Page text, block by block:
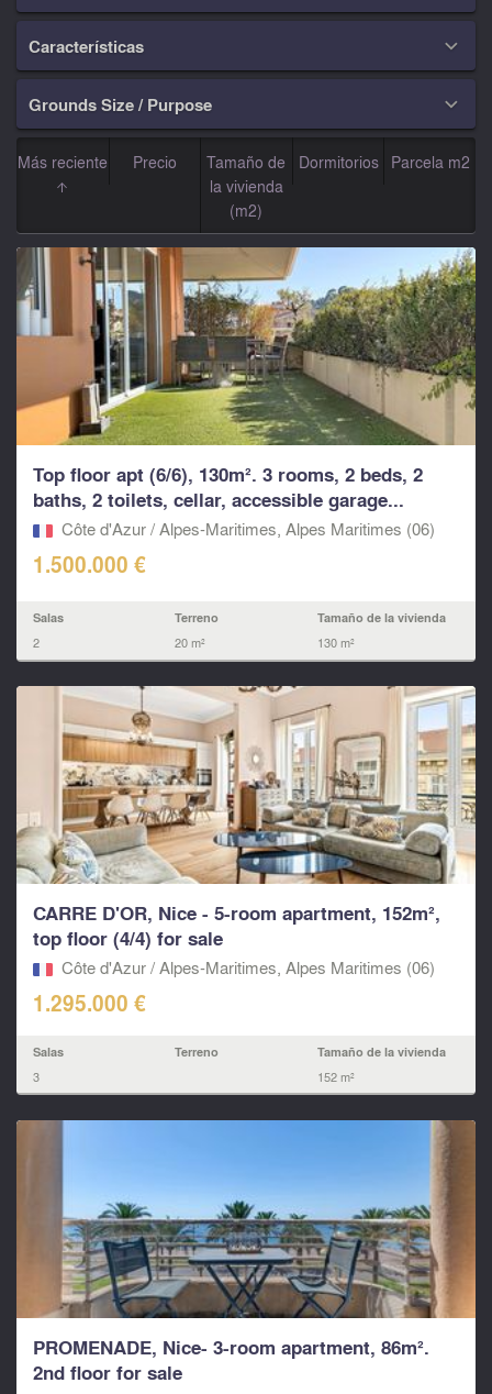
Características 
Grounds Size / Purpose 
Más reciente Precio
Tamaño de
la vivienda
(m2)
Dormitorios Parcela m2
Top floor apt (6/6), 130m². 3 rooms, 2 beds, 2
baths, 2 toilets, cellar, accessible garage...
Côte d'Azur / Alpes-Maritimes, Alpes Maritimes (06)
1.500.000 €
Salas
2
Terreno
20 m²
Tamaño de la vivienda
130 m²
CARRE D'OR, Nice - 5-room apartment, 152m²,
top floor (4/4) for sale
Côte d'Azur / Alpes-Maritimes, Alpes Maritimes (06)
1.295.000 €
Salas
3
Terreno Tamaño de la vivienda
152 m²
PROMENADE, Nice- 3-room apartment, 86m².
2nd floor for sale